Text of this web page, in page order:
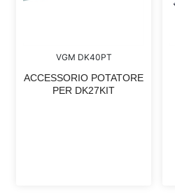
VGM DK40PT
ACCESSORIO POTATORE
PER DK27KIT